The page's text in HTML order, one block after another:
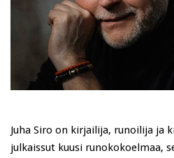
Juha Siro on kirjailija, runoilija ja
julkaissut kuusi runokokoelmaa,